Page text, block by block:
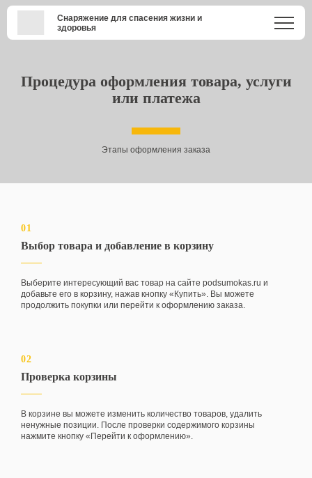
Снаряжение для спасения жизни и
здоровья
Процедура оформления товара, услуги
или платежа
Этапы оформления заказа
01
Выбор товара и добавление в корзину
Выберите интересующий вас товар на сайте podsumokas.ru и
добавьте его в корзину, нажав кнопку «Купить». Вы можете
продолжить покупки или перейти к оформлению заказа.
02
Проверка корзины
В корзине вы можете изменить количество товаров, удалить
ненужные позиции. После проверки содержимого корзины
нажмите кнопку «Перейти к оформлению».